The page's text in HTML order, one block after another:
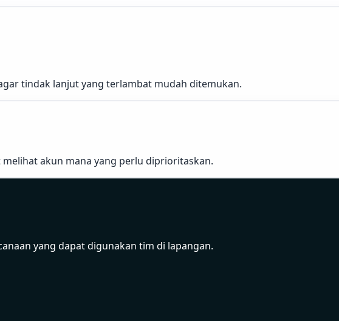
tindak lanjut yang terlambat mudah ditemukan.
akun mana yang perlu diprioritaskan.
yang dapat digunakan tim di lapangan.